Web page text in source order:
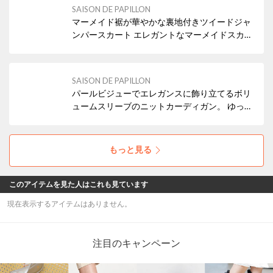
SAISON DE PAPILLON
マーメイド裾が華やかな裏地付きツイードジャ
ンパースカート エレガントなマーメイドスカー
します
SAISON DE PAPILLON
パールビジューでエレガンスに飾り立てるボリ
ュームスリーブのニットカーディガン。 ゆった
もっと見る
このアイテムを見た人はこれも見ています
現在表示するアイテムはありません。
注目のキャンペーン